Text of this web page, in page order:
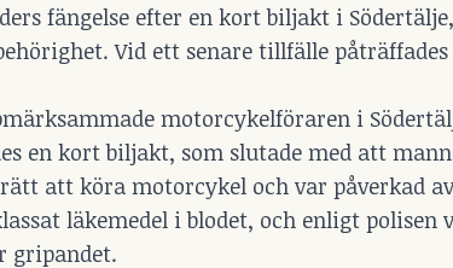
fängelse efter en kort biljakt i
Vid ett senare tillfälle påträffades
motorcykelföraren i
en kort biljakt, som slutade med att
att köra motorcykel och var påverkad
läkemedel i blodet, och enligt polisen
gripandet.